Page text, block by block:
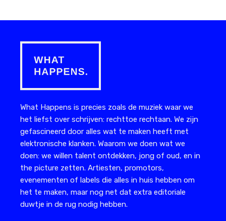
What Happens is precies zoals de muziek waar we
het liefst over schrijven: rechttoe rechtaan. We zijn
gefascineerd door alles wat te maken heeft met
elektronische klanken. Waarom we doen wat we
doen: we willen talent ontdekken, jong of oud, en in
the picture zetten. Artiesten, promotors,
evenementen of labels die alles in huis hebben om
het te maken, maar nog net dat extra editoriale
duwtje in de rug nodig hebben.